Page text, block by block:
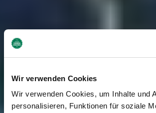
Wir verwenden Cookies
Wir verwenden Cookies, um Inhalte und
personalisieren, Funktionen für soziale